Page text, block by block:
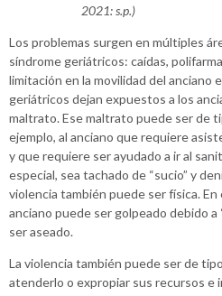
2021: s.p.)
Los problemas surgen en múltiples
síndrome geriátricos: caídas,
limitación en la movilidad del anciano
geriátricos dejan expuestos a los
maltrato. Ese maltrato puede ser de
ejemplo, al anciano que requiere
y que requiere ser ayudado a ir al
especial, sea tachado de “sucio” y
violencia también puede ser física.
anciano puede ser golpeado debido a
ser aseado.
La violencia también puede ser de
atenderlo o expropiar sus recursos e